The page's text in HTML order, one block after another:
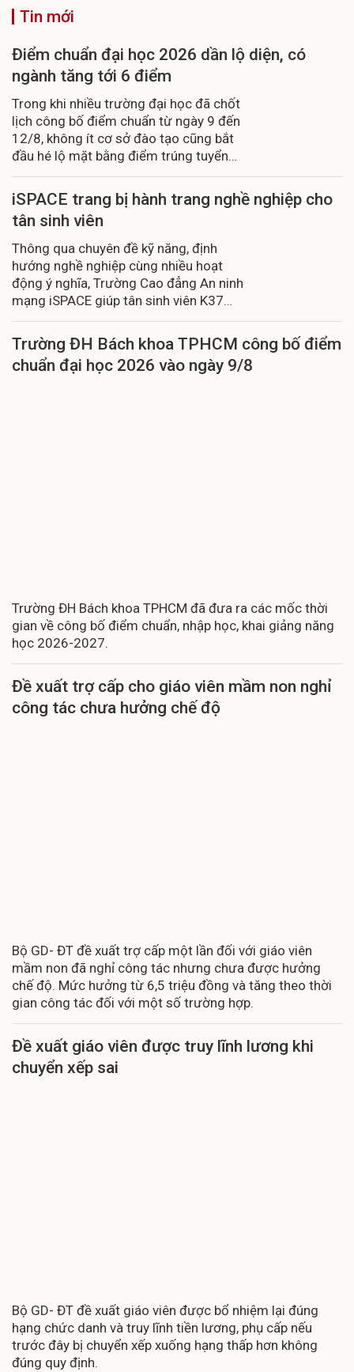
Tin mới
Điểm chuẩn đại học 2026 dần lộ diện, có
ngành tăng tới 6 điểm
Trong khi nhiều trường đại học đã chốt
lịch công bố điểm chuẩn từ ngày 9 đến
12/8, không ít cơ sở đào tạo cũng bắt
đầu hé lộ mặt bằng điểm trúng tuyển
dự kiến, có ngành được dự báo tăng
tới 6 điểm.
iSPACE trang bị hành trang nghề nghiệp cho
tân sinh viên
Thông qua chuyên đề kỹ năng, định
hướng nghề nghiệp cùng nhiều hoạt
động ý nghĩa, Trường Cao đẳng An ninh
mạng iSPACE giúp tân sinh viên K37
sẵn sàng bước vào môi trường học tập
mới.
Trường ĐH Bách khoa TPHCM công bố điểm
chuẩn đại học 2026 vào ngày 9/8
Trường ĐH Bách khoa TPHCM đã đưa ra các mốc thời
gian về công bố điểm chuẩn, nhập học, khai giảng năng
học 2026-2027.
Đề xuất trợ cấp cho giáo viên mầm non nghỉ
công tác chưa hưởng chế độ
Bộ GD- ĐT đề xuất trợ cấp một lần đối với giáo viên
mầm non đã nghỉ công tác nhưng chưa được hưởng
chế độ. Mức hưởng từ 6,5 triệu đồng và tăng theo thời
gian công tác đối với một số trường hợp.
Đề xuất giáo viên được truy lĩnh lương khi
chuyển xếp sai
Bộ GD- ĐT đề xuất giáo viên được bổ nhiệm lại đúng
hạng chức danh và truy lĩnh tiền lương, phụ cấp nếu
trước đây bị chuyển xếp xuống hạng thấp hơn không
đúng quy định.